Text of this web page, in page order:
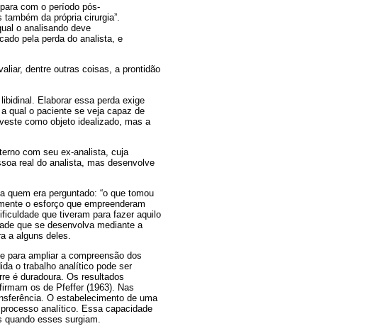
com o período pós-
da própria cirurgia”.
o analisando deve
pela perda do analista, e
dentre outras coisas, a prontidão
Elaborar essa perda exige
qual o paciente se veja capaz de
como objeto idealizado, mas a
com seu ex-analista, cuja
real do analista, mas desenvolve
era perguntado: “o que tomou
o esforço que empreenderam
que tiveram para fazer aquilo
que se desenvolva mediante a
a alguns deles.
para ampliar a compreensão dos
o trabalho analítico pode ser
é duradoura. Os resultados
os de Pfeffer (1963). Nas
O estabelecimento de uma
analítico. Essa capacidade
quando esses surgiam.